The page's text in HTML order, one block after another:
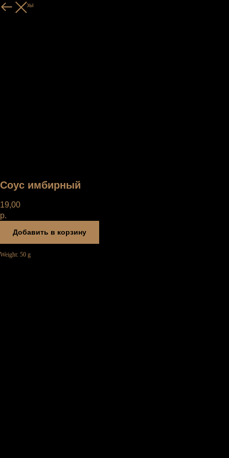
Все товары
Соус имбирный
19,00
р.
Добавить в корзину
Weight: 50 g